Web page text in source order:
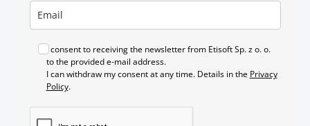
I consent to receiving the newsletter from Etisoft Sp. z o. o.
to the provided e-mail address.
I can withdraw my consent at any time. Details in the Privacy
Policy.